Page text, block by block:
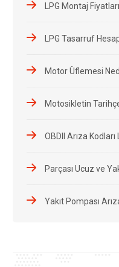
LPG Montaj Fiyatları
LPG Tasarruf
Motor Üflemesi
Motosikletin
OBDII Arıza Kodları
Parçası Ucuz ve
Yakıt Pompası